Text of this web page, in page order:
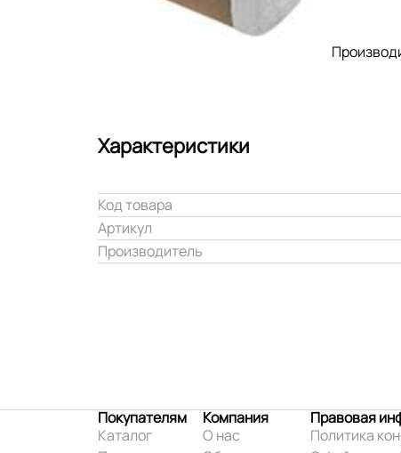
Характеристики
Код товара
Артикул
Производитель
Покупателям
Каталог
Компания
О нас
Правовая
Политика